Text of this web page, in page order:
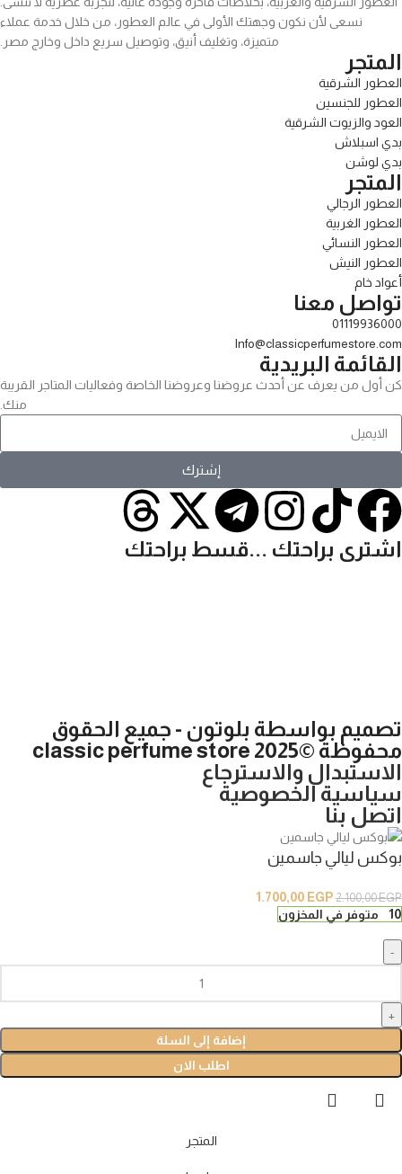
نسعى لأن نكون وجهتك الأولى في عالم العطور، من خلال خدمة عملاء
متميزة، وتغليف أنيق، وتوصيل سريع داخل وخارج مصر.
المتجر
العطور الشرقية
العطور للجنسين
العود والزيوت الشرقية
بدي اسبلاش
بدي لوشن
المتجر
العطور الرجالي
العطور الغربية
العطور النسائي
العطور النيش
أعواد خام
تواصل معنا
01119936000
Info@classicperfumestore.com
القائمة البريدية
كن أول من يعرف عن أحدث عروضنا وعروضنا الخاصة وفعاليات المتاجر القريبة
منك.
إشترك
اشترى براحتك ...قسط براحتك
تصميم بواسطة بلوتون - جميع الحقوق
محفوظة ©2025 classic perfume store
الاستبدال والاسترجاع
سياسية الخصوصية
اتصل بنا
بوكس ليالي جاسمين
2.100,00EGP
1.700,00 EGP
10 متوفر في المخزون
إضافة إلى السلة
اطلب الان
المتجر